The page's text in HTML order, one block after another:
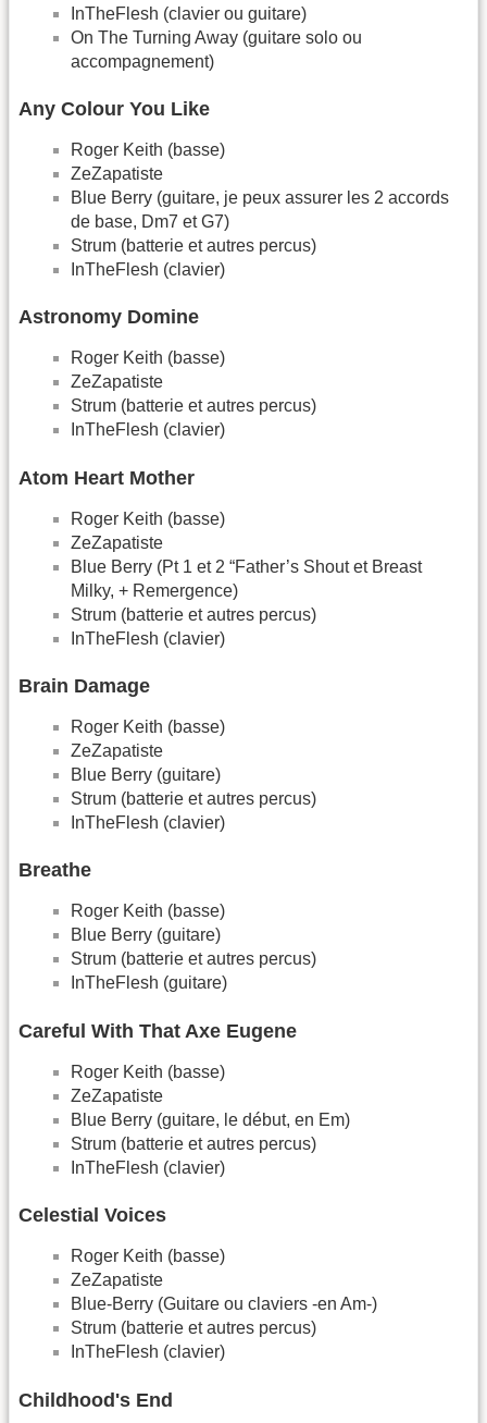
InTheFlesh (clavier ou guitare)
On The Turning Away (guitare solo ou
accompagnement)
Any Colour You Like
Roger Keith (basse)
ZeZapatiste
Blue Berry (guitare, je peux assurer les 2 accords
de base, Dm7 et G7)
Strum (batterie et autres percus)
InTheFlesh (clavier)
Astronomy Domine
Roger Keith (basse)
ZeZapatiste
Strum (batterie et autres percus)
InTheFlesh (clavier)
Atom Heart Mother
Roger Keith (basse)
ZeZapatiste
Blue Berry (Pt 1 et 2 “Father’s Shout et Breast
Milky, + Remergence)
Strum (batterie et autres percus)
InTheFlesh (clavier)
Brain Damage
Roger Keith (basse)
ZeZapatiste
Blue Berry (guitare)
Strum (batterie et autres percus)
InTheFlesh (clavier)
Breathe
Roger Keith (basse)
Blue Berry (guitare)
Strum (batterie et autres percus)
InTheFlesh (guitare)
Careful With That Axe Eugene
Roger Keith (basse)
ZeZapatiste
Blue Berry (guitare, le début, en Em)
Strum (batterie et autres percus)
InTheFlesh (clavier)
Celestial Voices
Roger Keith (basse)
ZeZapatiste
Blue-Berry (Guitare ou claviers -en Am-)
Strum (batterie et autres percus)
InTheFlesh (clavier)
Childhood's End